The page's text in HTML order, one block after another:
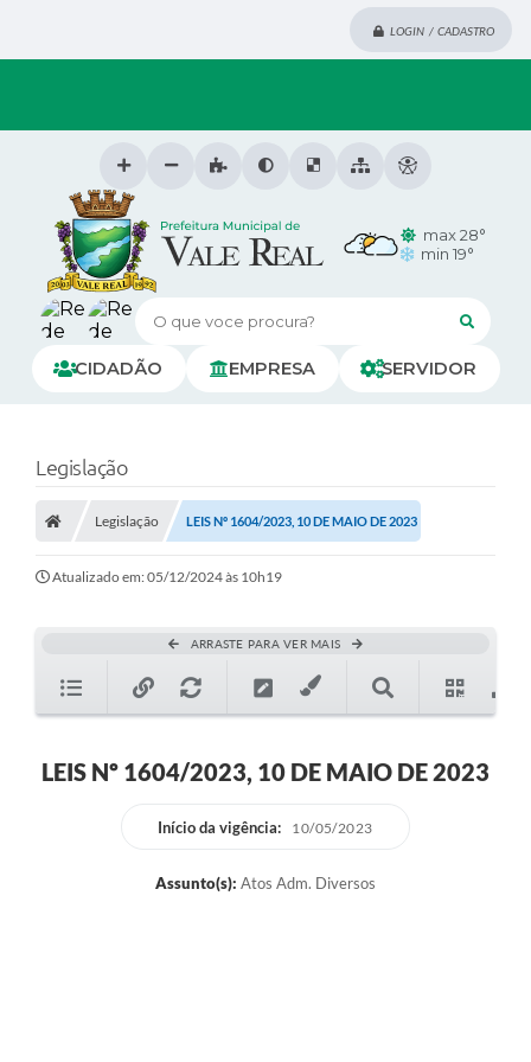
LOGIN / CADASTRO
O que voce procura?
CIDADÃO EMPRESA SERVIDOR
max 28°
min 19°
Legislação
Legislação LEIS Nº 1604/2023, 10 DE MAIO DE 2023
Atualizado em: 05/12/2024 às 10h19
ARRASTE PARA VER MAIS
LEIS Nº 1604/2023, 10 DE MAIO DE 2023
Início da vigência: 10/05/2023
Assunto(s): Atos Adm. Diversos